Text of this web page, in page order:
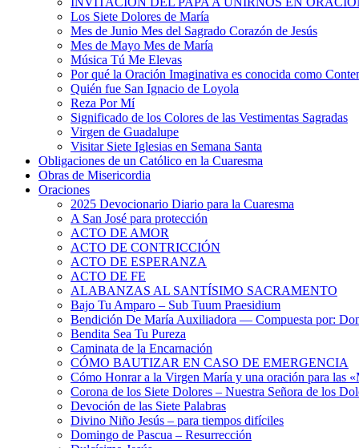
Los Siete Dolores de María
Mes de Junio Mes del Sagrado Corazón de Jesús
Mes de Mayo Mes de María
Música Tú Me Elevas
Por qué la Oración Imaginativa es conocida como
Quién fue San Ignacio de Loyola
Reza Por Mí
Significado de los Colores de las Vestimentas Sagradas
Virgen de Guadalupe
Visitar Siete Iglesias en Semana Santa
Obligaciones de un Católico en la Cuaresma
Obras de Misericordia
Oraciones
2025 Devocionario Diario para la Cuaresma
A San José para protección
ACTO DE AMOR
ACTO DE CONTRICCIÓN
ACTO DE ESPERANZA
ACTO DE FE
ALABANZAS AL SANTÍSIMO SACRAMENTO
Bajo Tu Amparo – Sub Tuum Praesidium
Bendición De María Auxiliadora — Compuesta por:
Bendita Sea Tu Pureza
Caminata de la Encarnación
CÓMO BAUTIZAR EN CASO DE EMERGENCIA
Cómo Honrar a la Virgen María y una oración para las
Corona de los Siete Dolores – Nuestra Señora de los
Devoción de las Siete Palabras
Divino Niño Jesús – para tiempos difíciles
Domingo de Pascua – Resurrección